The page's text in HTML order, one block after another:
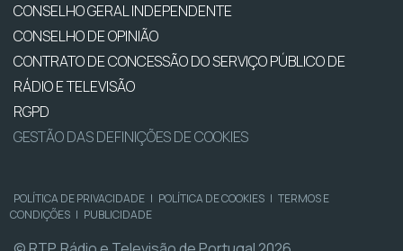
CONSELHO GERAL INDEPENDENTE
CONSELHO DE OPINIÃO
CONTRATO DE CONCESSÃO DO SERVIÇO PÚBLICO DE
RÁDIO E TELEVISÃO
RGPD
GESTÃO DAS DEFINIÇÕES DE COOKIES
POLÍTICA DE PRIVACIDADE | POLÍTICA DE COOKIES | TERMOS E
CONDIÇÕES | PUBLICIDADE